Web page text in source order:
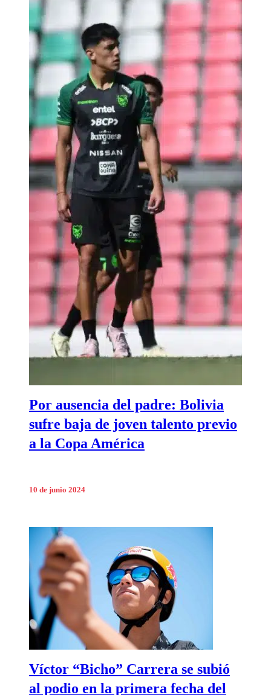
Por ausencia del padre: Bolivia
sufre baja de joven talento previo
a la Copa América
10 de junio 2024
Víctor “Bicho” Carrera se subió
al podio en la primera fecha del